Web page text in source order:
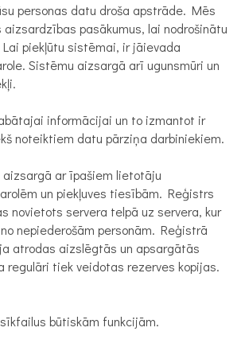
personas datu droša apstrāde. Mēs
pasākumus, lai nodrošinātu
piekļūtu sistēmai, ir jāievada
Sistēmu aizsargā arī ugunsmūri un
informācijai un to izmantot ir
noteiktiem datu pārziņa darbiniekiem.
ar īpašiem lietotāju
un piekļuves tiesībām. Reģistrs
novietots servera telpā uz servera, kur
nepiederošām personām. Reģistrā
atrodas aizslēgtās un apsargātās
regulāri tiek veidotas rezerves kopijas.
būtiskām funkcijām.